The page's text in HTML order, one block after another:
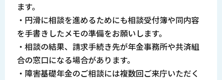
ます。
・円滑に相談を進めるためにも相談受付簿や同内容
を手書きしたメモの準備をお願いします。
・相談の結果、請求手続き先が年金事務所や共済組
合の窓口になる場合があります。
・障害基礎年金のご相談には複数回ご来庁いただく